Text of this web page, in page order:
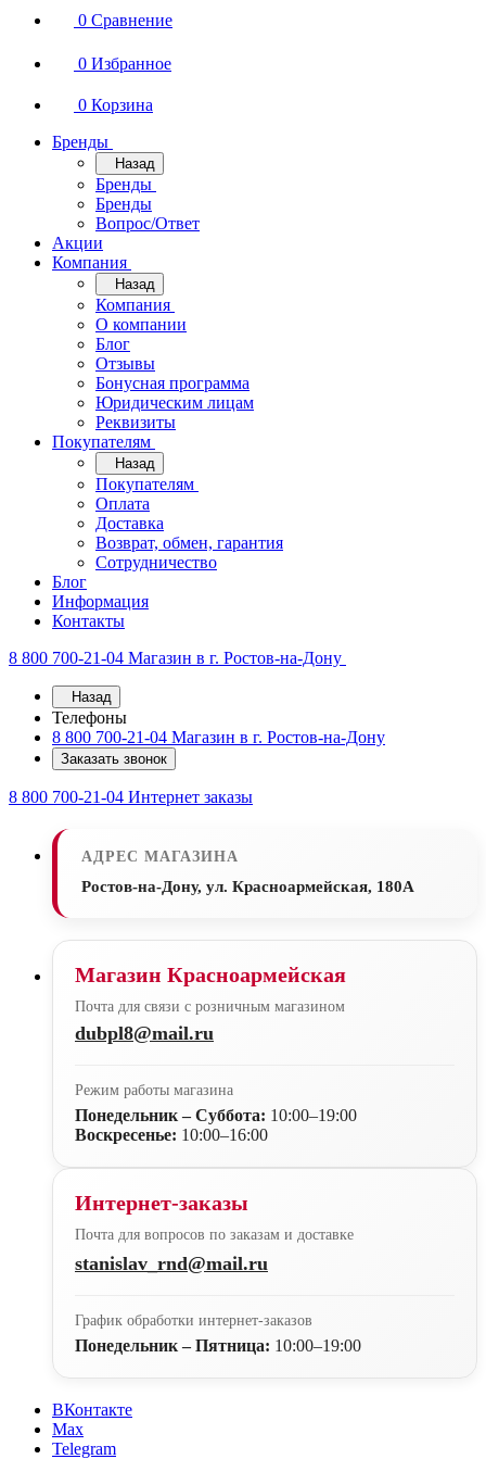
0 Сравнение
0 Избранное
0 Корзина
Бренды
Назад
Бренды
Бренды
Вопрос/Ответ
Акции
Компания
Назад
Компания
О компании
Блог
Отзывы
Бонусная программа
Юридическим лицам
Реквизиты
Покупателям
Назад
Покупателям
Оплата
Доставка
Возврат, обмен, гарантия
Сотрудничество
Блог
Информация
Контакты
8 800 700-21-04 Магазин в г. Ростов-на-Дону
Назад
Телефоны
8 800 700-21-04 Магазин в г. Ростов-на-Дону
Заказать звонок
8 800 700-21-04 Интернет заказы
АДРЕС МАГАЗИНА
Ростов-на-Дону, ул. Красноармейская, 180А
Магазин Красноармейская
Почта для связи с розничным магазином
dubpl8@mail.ru
Режим работы магазина
Понедельник – Суббота: 10:00–19:00
Воскресенье: 10:00–16:00
Интернет-заказы
Почта для вопросов по заказам и доставке
stanislav_rnd@mail.ru
График обработки интернет-заказов
Понедельник – Пятница: 10:00–19:00
ВКонтакте
Max
Telegram